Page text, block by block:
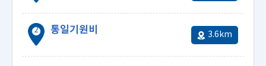
통일기원비 3.6km